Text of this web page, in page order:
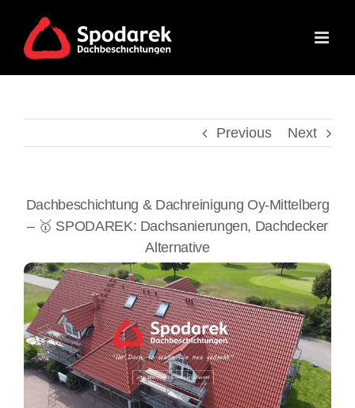
content
Previous Next
Dachbeschichtung & Dachreinigung Oy-Mittelberg
– 🥇 SPODAREK: Dachsanierungen, Dachdecker
Alternative